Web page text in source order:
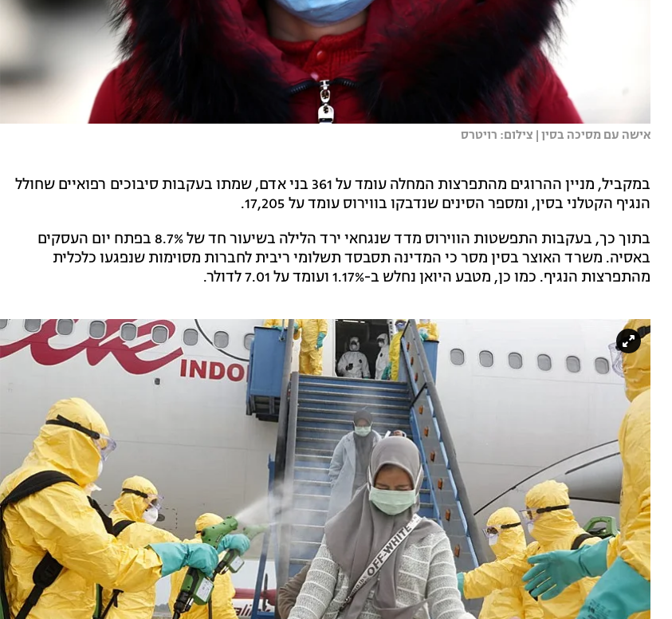
אישה עם מסיכה בסין | צילום: רויטרס
במקביל, מניין ההרוגים מהתפרצות המחלה עומד על 361 בני אדם, שמתו בעקבות סיבוכים רפואיים שחולל
הנגיף הקטלני בסין, ומספר הסינים שנדבקו בווירוס עומד על 17,205.
בתוך כך, בעקבות התפשטות הווירוס מדד שנגחאי ירד הלילה בשיעור חד של 8.7% בפתח יום העסקים
באסיה. משרד האוצר בסין מסר כי המדינה תסבסד תשלומי ריבית לחברות מסוימות שנפגעו כלכלית
מהתפרצות הנגיף. כמו כן, מטבע היואן נחלש ב-1.17% ועומד על 7.01 לדולר.